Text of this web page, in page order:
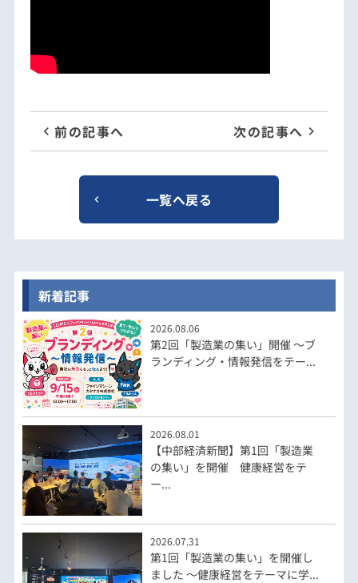
前の記事へ 次の記事へ
一覧へ戻る
新着記事
2026.08.06
第2回「製造業の集い」開催 ～ブ
ランディング・情報発信をテー...
2026.08.01
【中部経済新聞】第1回「製造業
の集い」を開催 健康経営をテ
ー...
2026.07.31
第1回「製造業の集い」を開催し
ました ～健康経営をテーマに学...